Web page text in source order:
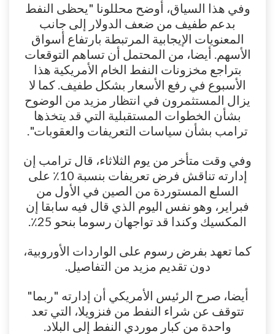
وفي هذا السياق، أوضح محللونا "يحظى النفط
بدعم طفيف من ضعف الدولار إلى جانب
المعنويات الإيجابية المرتبطة بارتفاع أسواق
الأسهم. أيضا، من المحتمل أن تساهم التوقعات
بتراجع مخزونات النفط الخام الأمريكية هذا
الأسبوع في رفع الأسعار بشكل طفيف. كما لا
يزال المستثمرون في انتظار مزيد من الوضوح
بشأن الخطوات المستقبلية التي قد يتخذها
ترامب بشأن سياسات التعريفات والعقوبات".
وفي وقت متأخر من يوم الثلاثاء، قال ترامب إن
إدارته تناقش فرض تعريفات بنسبة 10٪ على
السلع المستوردة من الصين في الأول من
فبراير، وهو نفس اليوم الذي قال فيه سابقا إن
المكسيك وكندا قد تواجهان رسوما بنحو 25٪.
كما تعهد بفرض رسوم على الواردات الأوروبية،
دون تقديم مزيد من التفاصيل.
أيضا، صرح الرئيس الأمريكي أن إدارته "ربما"
تتوقف عن شراء النفط من فنزويلا، التي تعد
واحدة من كبار موردي النفط إلى البلاد.